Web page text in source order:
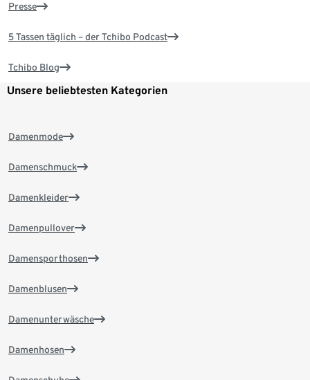
Presse
5 Tassen täglich – der Tchibo Podcast
Tchibo Blog
Unsere beliebtesten Kategorien
Damenmode
Damenschmuck
Damenkleider
Damenpullover
Damensporthosen
Damenblusen
Damenunterwäsche
Damenhosen